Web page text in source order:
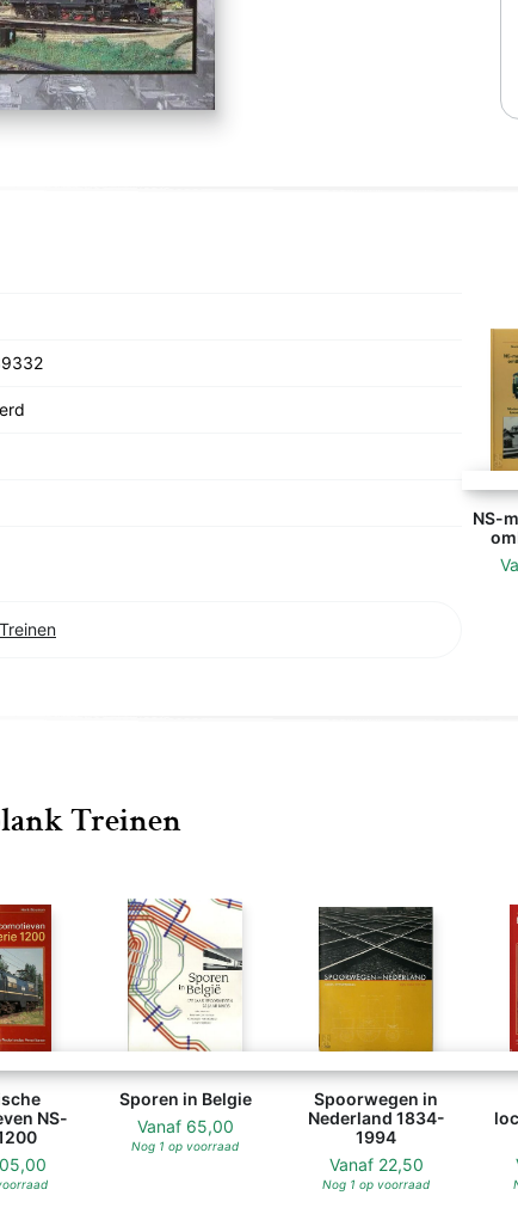
NS-
Treinen
Treinen
NS-
Sporen in Belgie
Vanaf 65,00
Nog 1 op voorraad
Spoorwegen in
Nederland 1834-
1994
Vanaf 22,50
Nog 1 op voorraad